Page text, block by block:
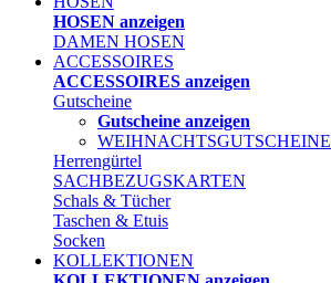
HOSEN anzeigen
DAMEN HOSEN
ACCESSOIRES
ACCESSOIRES anzeigen
Gutscheine
Gutscheine anzeigen
WEIHNACHTSGUTSCHEINE
Herrengürtel
SACHBEZUGSKARTEN
Schals & Tücher
Taschen & Etuis
Socken
KOLLEKTIONEN